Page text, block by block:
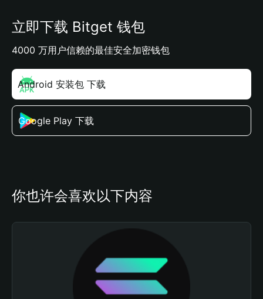
立即下载 Bitget 钱包
4000 万用户信赖的最佳安全加密钱包
Android 安装包 下载
Google Play 下载
你也许会喜欢以下内容